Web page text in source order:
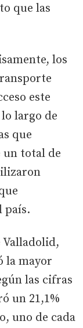
que las
los
este
largo de
que
un total de
país.
Valladolid,
la mayor
las cifras
un 21,1%
uno de cada